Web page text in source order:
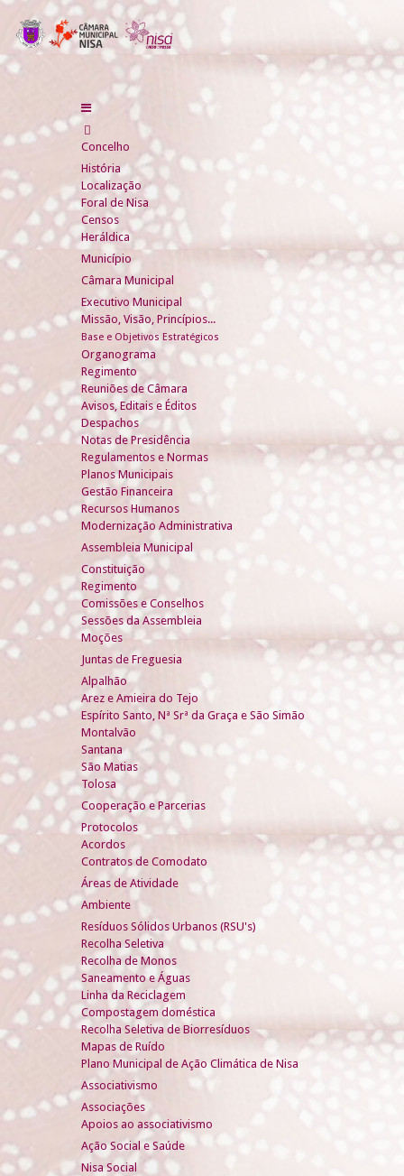
Concelho
História
Localização
Foral de Nisa
Censos
Heráldica
Município
Câmara Municipal
Executivo Municipal
Missão, Visão, Princípios...
Base e Objetivos Estratégicos
Organograma
Regimento
Reuniões de Câmara
Avisos, Editais e Éditos
Despachos
Notas de Presidência
Regulamentos e Normas
Planos Municipais
Gestão Financeira
Recursos Humanos
Modernização Administrativa
Assembleia Municipal
Constituição
Regimento
Comissões e Conselhos
Sessões da Assembleia
Moções
Juntas de Freguesia
Alpalhão
Arez e Amieira do Tejo
Espírito Santo, Nª Srª da Graça e São Simão
Montalvão
Santana
São Matias
Tolosa
Cooperação e Parcerias
Protocolos
Acordos
Contratos de Comodato
Áreas de Atividade
Ambiente
Resíduos Sólidos Urbanos (RSU's)
Recolha Seletiva
Recolha de Monos
Saneamento e Águas
Linha da Reciclagem
Compostagem doméstica
Recolha Seletiva de Biorresíduos
Mapas de Ruído
Plano Municipal de Ação Climática de Nisa
Associativismo
Associações
Apoios ao associativismo
Ação Social e Saúde
Nisa Social